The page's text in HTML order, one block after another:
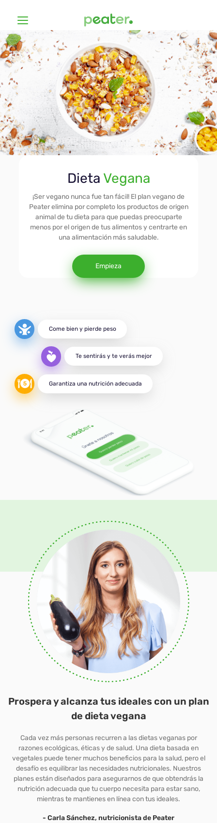
Dietas
Económica
Vegana
Hashimoto
Práctica
MIND
Deportiva
De Ganancia Muscular
Alta En Proteínas
Antiinflamatoria
De Refuerzo Inmunológico
¿Cómo funciona?
Precios
Iniciar sesión
Registro
Dieta Vegana
¡Ser vegano nunca fue tan fácil! El plan vegano de
Peater elimina por completo los productos de origen
animal de tu dieta para que puedas preocuparte
menos por el origen de tus alimentos y centrarte en
una alimentación más saludable.
Empieza
Come bien y pierde peso
Te sentirás y te verás mejor
Garantiza una nutrición adecuada
Prospera y alcanza tus ideales con un plan
de dieta vegana
Cada vez más personas recurren a las dietas veganas por
razones ecológicas, éticas y de salud. Una dieta basada en
vegetales puede tener muchos beneficios para la salud, pero el
desafío es equilibrar las necesidades nutricionales. Nuestros
planes están diseñados para asegurarnos de que obtendrás la
nutrición adecuada que tu cuerpo necesita para estar sano,
mientras te mantienes en línea con tus ideales.
- Carla Sánchez, nutricionista de Peater